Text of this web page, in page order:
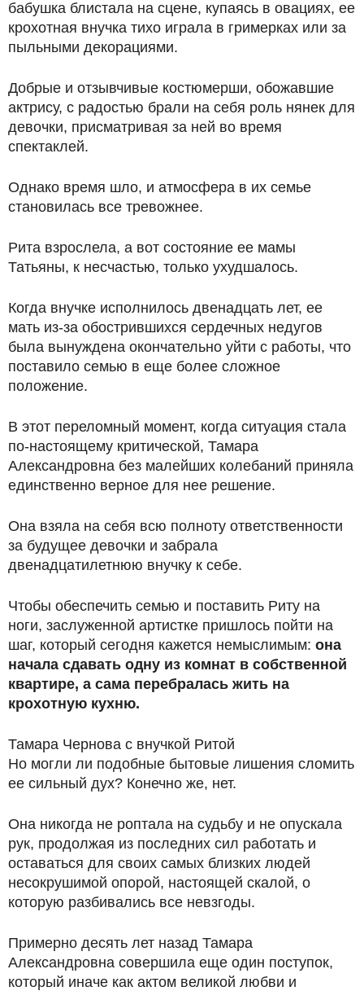
бабушка блистала на сцене, купаясь в овациях, ее
крохотная внучка тихо играла в гримерках или за
пыльными декорациями.
Добрые и отзывчивые костюмерши, обожавшие
актрису, с радостью брали на себя роль нянек для
девочки, присматривая за ней во время
спектаклей.
Однако время шло, и атмосфера в их семье
становилась все тревожнее.
Рита взрослела, а вот состояние ее мамы
Татьяны, к несчастью, только ухудшалось.
Когда внучке исполнилось двенадцать лет, ее
мать из-за обострившихся сердечных недугов
была вынуждена окончательно уйти с работы, что
поставило семью в еще более сложное
положение.
В этот переломный момент, когда ситуация стала
по-настоящему критической, Тамара
Александровна без малейших колебаний приняла
единственно верное для нее решение.
Она взяла на себя всю полноту ответственности
за будущее девочки и забрала
двенадцатилетнюю внучку к себе.
Чтобы обеспечить семью и поставить Риту на
ноги, заслуженной артистке пришлось пойти на
шаг, который сегодня кажется немыслимым: она
начала сдавать одну из комнат в собственной
квартире, а сама перебралась жить на
крохотную кухню.
Тамара Чернова с внучкой Ритой
Но могли ли подобные бытовые лишения сломить
ее сильный дух? Конечно же, нет.
Она никогда не роптала на судьбу и не опускала
рук, продолжая из последних сил работать и
оставаться для своих самых близких людей
несокрушимой опорой, настоящей скалой, о
которую разбивались все невзгоды.
Примерно десять лет назад Тамара
Александровна совершила еще один поступок,
который иначе как актом великой любви и